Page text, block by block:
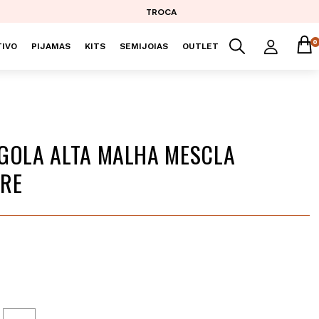
TROCA
PIJAMAS KITS SEMIJOIAS OUTLET 0
ALTA MALHA MESCLA